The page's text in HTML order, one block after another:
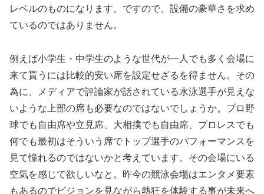
レベルのものになります。ですので、設備の豪華さを求め
ているのではありません。
例えば小学生・中学生のような世代が一人でも多く会場に
来て貰うには比較的安い席を設定せざるを得ません。その
為に、メディアで評論家が話されている水泳選手が見えな
いような上部の席も必要なのではないでしょうか。プロ野
球でも自由席や立見席、大相撲でも自由席、プロレスでも
何でも最初はそういう席でトップ選手のパフォーマンスを
見て憧れるのではないかと考えています。その会場にいる
空気を感じて欲しいなと。昨今の競泳会場はエンタメ要素
もあるのでビジョンを見ながら熱狂を体験する事が未来へ